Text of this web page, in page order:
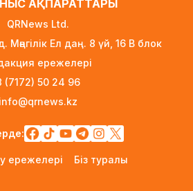
құрамасына жаңа бас
екі қызметкері жұмыс
автоматты түрде
АҚПАРАТТАРЫ
QRNews Ltd.
Мәңгілік Ел даң. 8 үй, 16 B блок
ережелері
(7172) 50 24 96
info@qrnews.kz
ережелері Біз туралы